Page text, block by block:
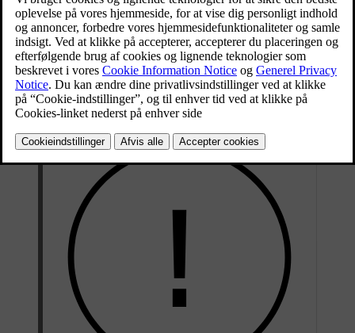
Opdateret 07.08.2024
Som standard beslutter klimaanlægget automatisk, om luften skal
recirkuleres, afhængigt af visse miljøbetingelser. Hvis
luftkvalitetssensoren registrerer, at udeluften er forurenet, lukker din
bil automatisk luftindtaget og genanvender i stedet luften i kabinen.
Du kan også aktivere konstant luftrecirkulation manuelt for at lukke
luftindtaget, hvis du vil.